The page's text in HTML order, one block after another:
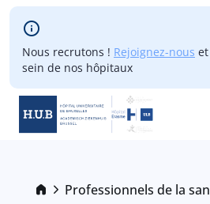
Skip to main content
Nous recrutons ! Rejoignez-nous
sein de nos hôpitaux
Breadcrumb
Professionnels de la